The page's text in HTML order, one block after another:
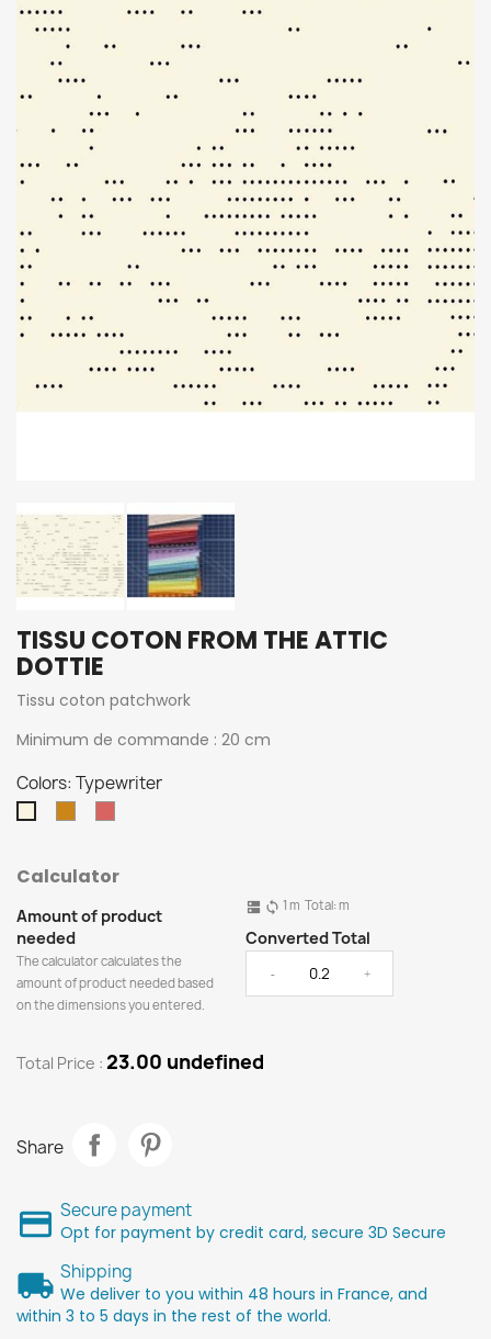
TISSU COTON FROM THE ATTIC
DOTTIE
Tissu coton patchwork
Minimum de commande : 20 cm
Colors: Typewriter
Calculator
Amount of product
needed
The calculator calculates the
amount of product needed based
on the dimensions you entered.
dns sync 1 m Total:m
Converted Total
- +
Total Price : 23.00 undefined
Share
Secure payment
Opt for payment by credit card, secure 3D Secure
Shipping
We deliver to you within 48 hours in France, and
within 3 to 5 days in the rest of the world.